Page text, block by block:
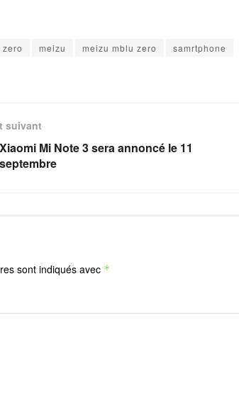
zero meizu meizu mblu zero
samrtphone
suivant
Xiaomi Mi Note 3 sera annoncé le 11
septembre
sont indiqués avec *